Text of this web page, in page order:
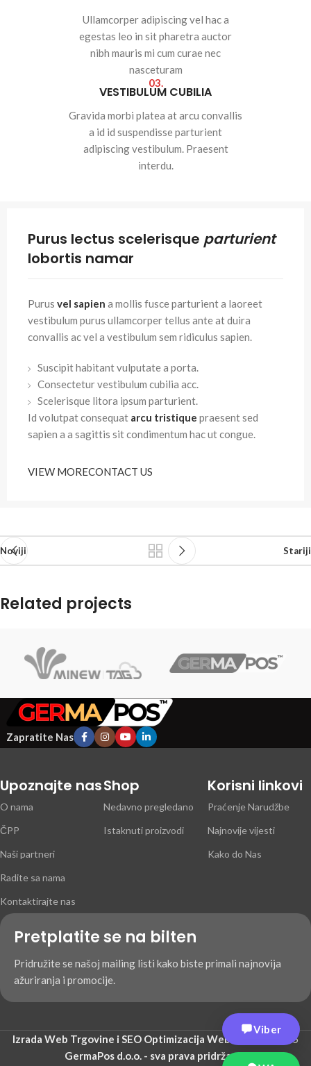
Ullamcorper adipiscing vel hac a
egestas leo in sit pharetra auctor
nibh mauris mi cum curae nec
nasceturam
03.
VESTIBULUM CUBILIA
Gravida morbi platea at arcu convallis
a id id suspendisse parturient
adipiscing vestibulum. Praesent
interdu.
Purus lectus scelerisque parturient
lobortis namar
Purus vel sapien a mollis fusce parturient a laoreet
vestibulum purus ullamcorper tellus ante at duira
convallis ac vel a vestibulum sem ridiculus sapien.
Suscipit habitant vulputate a porta.
Consectetur vestibulum cubilia acc.
Scelerisque litora ipsum parturient.
Id volutpat consequat arcu tristique praesent sed
sapien a a sagittis sit condimentum hac ut congue.
VIEW MORECONTACT US
Noviji Stariji
Related projects
Rhoncus quisque sollicitudin
Zapratite Nas
Upoznajte nas
O nama
ČPP
Naši partneri
Radite sa nama
Kontaktirajte nas
Shop
Nedavno pregledano
Istaknuti proizvodi
Korisni linkovi
Praćenje Narudžbe
Najnovije vijesti
Kako do Nas
Pretplatite se na bilten
Pridružite se našoj mailing listi kako biste primali najnovija
ažuriranja i promocije.
Izrada Web Trgovine i SEO Optimizacija WebIndustry
2025
GermaPos d.o.o. - sva prava pridržana..
Viber